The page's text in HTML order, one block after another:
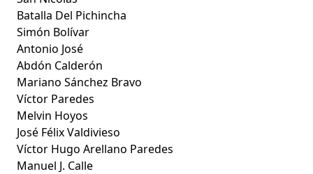
Batalla Del Pichincha
Simón Bolívar
Antonio José
Abdón Calderón
Mariano Sánchez Bravo
Víctor Paredes
Melvin Hoyos
José Félix Valdivieso
Víctor Hugo Arellano Paredes
Manuel J. Calle